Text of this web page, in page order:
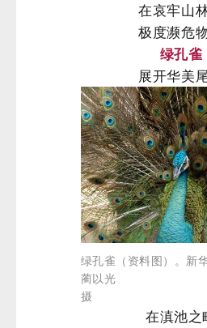
在哀牢山
极度濒危
绿孔雀
展开华美
绿孔雀（资料图）。新
蔺以光
摄
在滇池之